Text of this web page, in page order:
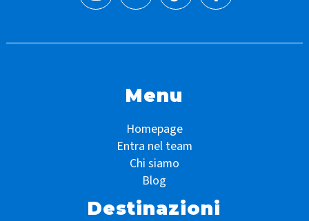
Menu
Homepage
Entra nel team
Chi siamo
Blog
Destinazioni